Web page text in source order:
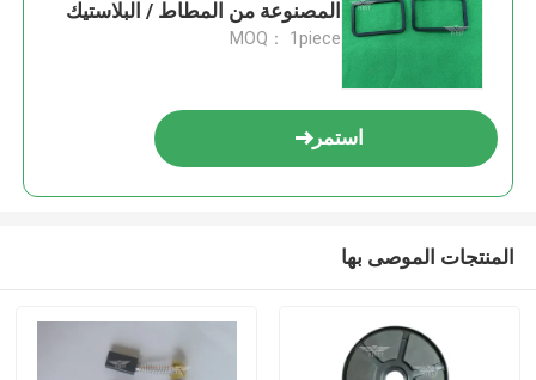
المصنوعة من المطاط / البلاستيك
الراقي
MOQ： 1piece
استمر
المنتجات الموصى بها